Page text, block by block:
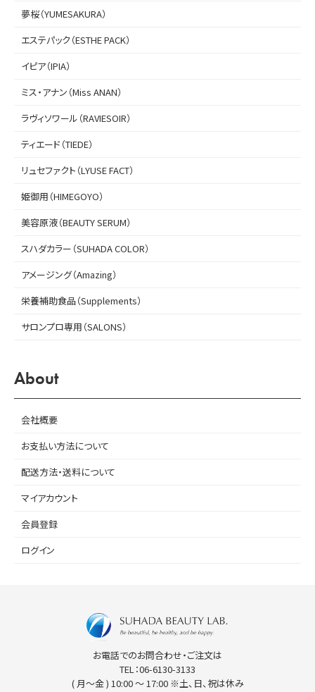
夢桜（YUMESAKURA）
エステパック（ESTHE PACK）
イピア（IPIA）
ミス・アナン（Miss ANAN）
ラヴィソワール（RAVIESOIR）
ティエード（TIEDE）
リュセファクト（LYUSE FACT）
姫御用（HIMEGOYO）
美容原液（BEAUTY SERUM）
スハダカラー（SUHADA COLOR）
アメージング（Amazing）
栄養補助食品（Supplements）
サロンプロ専用（SALONS）
About
会社概要
お支払い方法について
配送方法・送料について
マイアカウント
会員登録
ログイン
お電話でのお問合わせ・ご注文は
TEL：06-6130-3133
( 月〜金 ) 10:00 〜 17:00 ※土、日、祝は休み